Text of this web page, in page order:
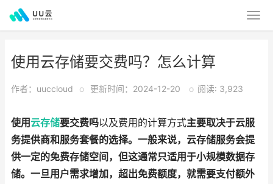
使用云存储要交费吗？怎么计算
作者：uuccloud o 更新时间：2024-12-20 o 阅读: 3,923
使用云存储要交费吗以及费用的计算方式主要取决于云服
务提供商和服务套餐的选择。一般来说，云存储服务会提
供一定的免费存储空间，但这通常只适用于小规模数据存
储。一旦用户需求增加，超出免费额度，就需要支付额外